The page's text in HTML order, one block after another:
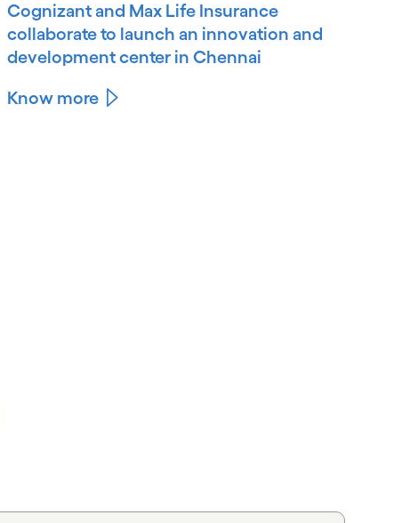
Cognizant and Max Life Insurance
collaborate to launch an innovation and
development center in Chennai
Know more